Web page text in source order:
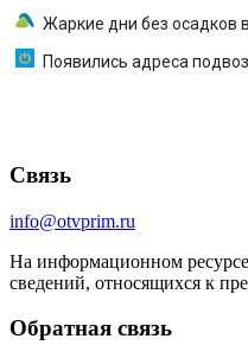
Жаркие дни без осадков
Появились адреса
Связь
info@otvprim.ru
На информационном
сведений, относящихся к
Обратная связь